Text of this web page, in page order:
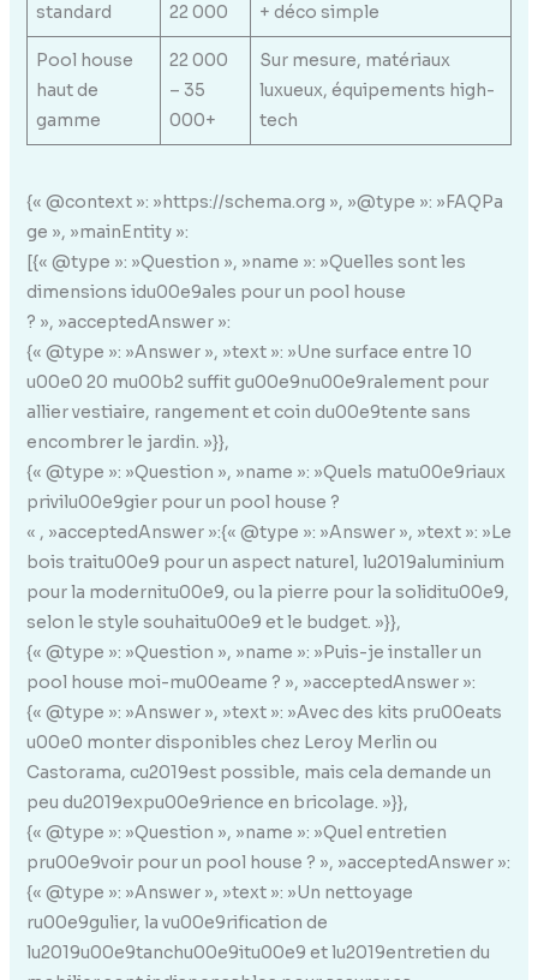
standard
22 000
+ déco simple
Pool house
haut de
gamme
22 000
– 35
000+
Sur mesure, matériaux
luxueux, équipements high-
tech
{« @context »: »https://schema.org », »@type »: »FAQPa
ge », »mainEntity »:
[{« @type »: »Question », »name »: »Quelles sont les
dimensions idu00e9ales pour un pool house
? », »acceptedAnswer »:
{« @type »: »Answer », »text »: »Une surface entre 10
u00e0 20 mu00b2 suffit gu00e9nu00e9ralement pour
allier vestiaire, rangement et coin du00e9tente sans
encombrer le jardin. »}},
{« @type »: »Question », »name »: »Quels matu00e9riaux
privilu00e9gier pour un pool house ?
« , »acceptedAnswer »:{« @type »: »Answer », »text »: »Le
bois traitu00e9 pour un aspect naturel, lu2019aluminium
pour la modernitu00e9, ou la pierre pour la soliditu00e9,
selon le style souhaitu00e9 et le budget. »}},
{« @type »: »Question », »name »: »Puis-je installer un
pool house moi-mu00eame ? », »acceptedAnswer »:
{« @type »: »Answer », »text »: »Avec des kits pru00eats
u00e0 monter disponibles chez Leroy Merlin ou
Castorama, cu2019est possible, mais cela demande un
peu du2019expu00e9rience en bricolage. »}},
{« @type »: »Question », »name »: »Quel entretien
pru00e9voir pour un pool house ? », »acceptedAnswer »:
{« @type »: »Answer », »text »: »Un nettoyage
ru00e9gulier, la vu00e9rification de
lu2019u00e9tanchu00e9itu00e9 et lu2019entretien du